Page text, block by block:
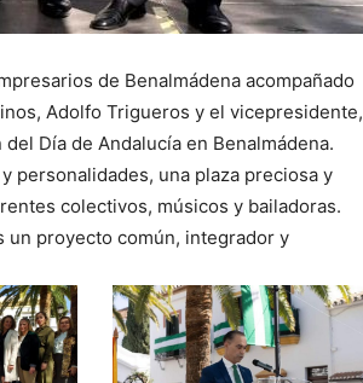
de Benalmádena acompañado
, Adolfo Trigueros y el vicepresidente,
Día de Andalucía en Benalmádena.
personalidades, una plaza preciosa y
colectivos, músicos y bailadoras.
un proyecto común, integrador y